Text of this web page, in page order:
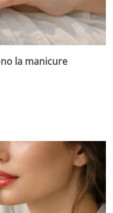
la manicure